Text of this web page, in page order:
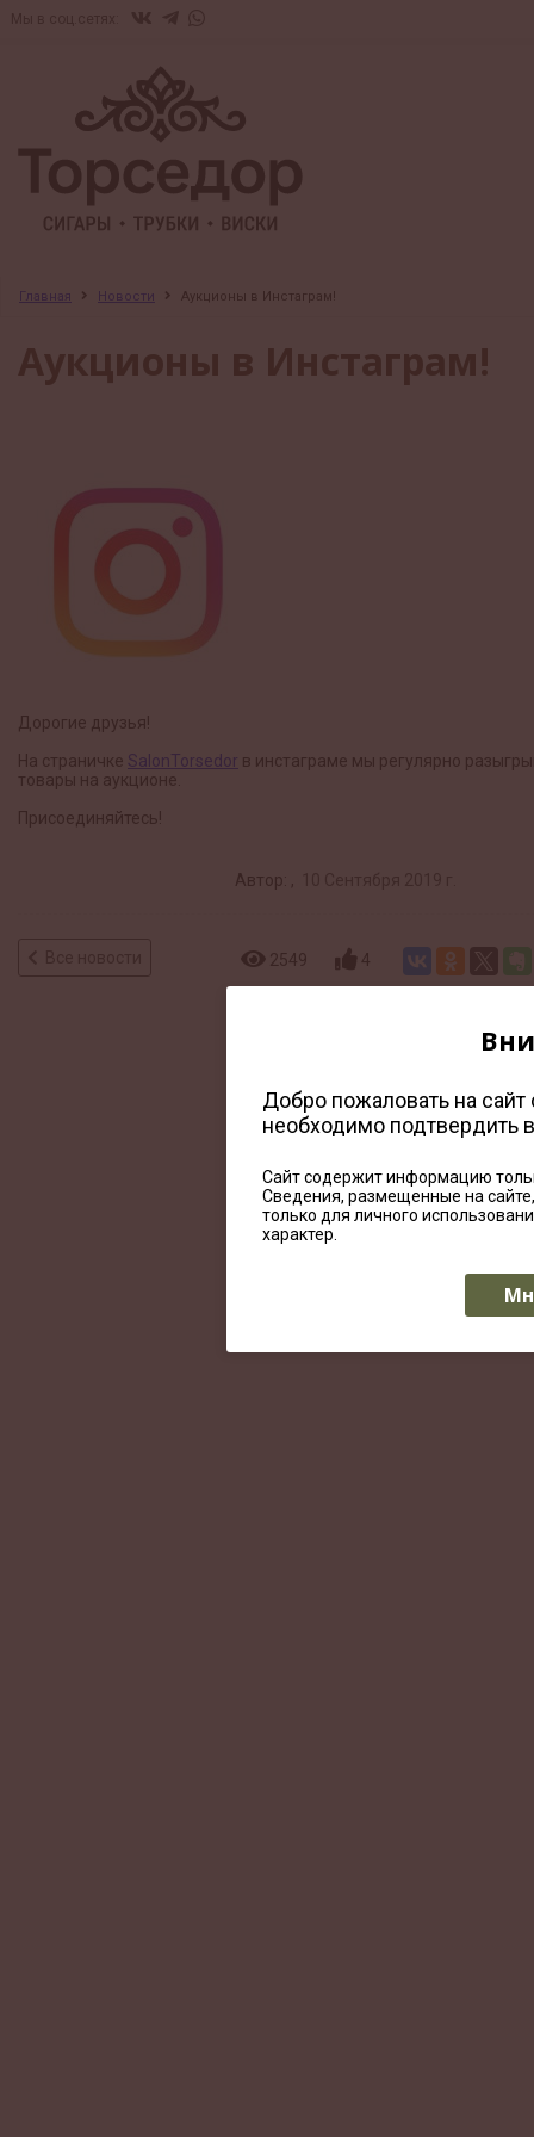
Главная Новости Аукционы в Инстаграм!
Аукционы в Инстаграм!
Дорогие друзья!
На страничке SalonTorsedor в инстаграме мы регулярно
товары на аукционе.
Присоединяйтесь!
Автор: ,
2549 4
Добро пожаловать на
необходимо подтвердить
Сайт содержит информацию
Сведения, размещенные на
только для личного
характер.